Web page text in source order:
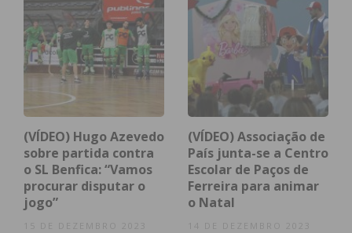
Índice
Plano Ferroviário Nacional está a ser
desenvolvido
Subscreva a newsletter do Imediato
Plano Ferroviário Nacional está a ser
(VÍDEO) Hugo Azevedo
sobre partida contra
o SL Benfica: “Vamos
procurar disputar o
jogo”
(VÍDEO) Associação de
País junta-se a Centro
Escolar de Paços de
Ferreira para animar
o Natal
14 DE DEZEMBRO 2023